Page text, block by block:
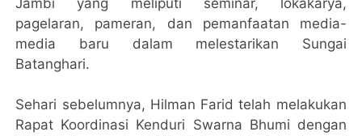
Jambi yang meliputi seminar, lokakarya,
pagelaran, pameran, dan pemanfaatan media-
media baru dalam melestarikan Sungai
Batanghari.
Sehari sebelumnya, Hilman Farid telah melakukan
Rapat Koordinasi Kenduri Swarna Bhumi dengan